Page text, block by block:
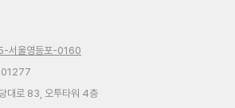
서울영등포-0160
01277
대로 83, 오투타워 4층